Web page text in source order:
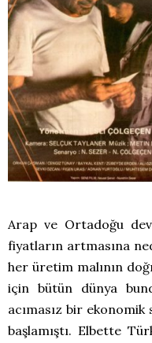
Arap ve Ortadoğu
fiyatların artmasına
her üretim malının
için bütün dünya
acımasız bir
başlamıştı. Elbette